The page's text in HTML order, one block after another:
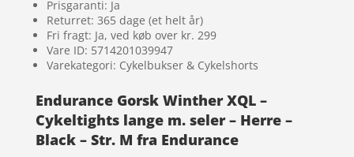
Prisgaranti: Ja
Returret: 365 dage (et helt år)
Fri fragt: Ja, ved køb over kr. 299
Vare ID: 5714201039947
Varekategori: Cykelbukser & Cykelshorts
Endurance Gorsk Winther XQL –
Cykeltights lange m. seler – Herre –
Black – Str. M fra Endurance